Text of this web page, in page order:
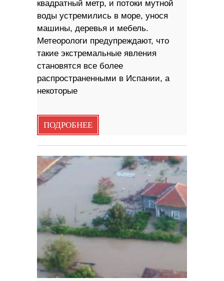
квадратный метр, и потоки мутной
воды устремились в море, унося
машины, деревья и мебель.
Метеорологи предупреждают, что
такие экстремальные явления
становятся все более
распространенными в Испании, а
некоторые
ПОДРОБНЕЕ